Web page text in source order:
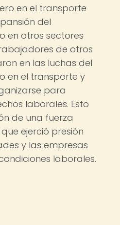
en el transporte
del
en otros sectores
de otros
en las luchas del
en el transporte y
para
laborales. Esto
de una fuerza
ejerció presión
y las empresas
laborales.